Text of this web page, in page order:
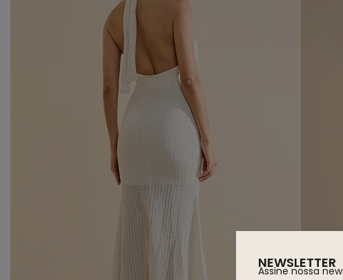
NEWSLETTER
Assine nossa